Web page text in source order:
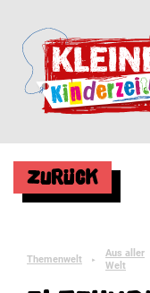
Zurück
Themenwelt ►
Aus aller
Welt